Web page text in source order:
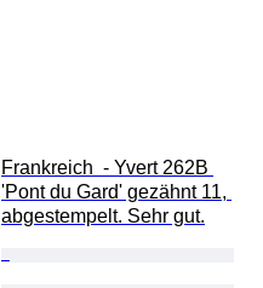
Frankreich  - Yvert 262B
'Pont du Gard' gezähnt 11,
abgestempelt. Sehr gut.